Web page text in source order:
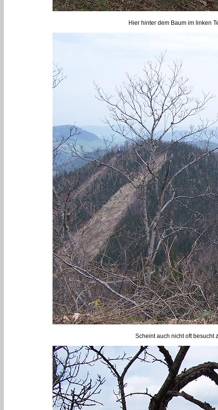
Hier hinter dem Baum im linken
Scheint auch nicht oft besucht